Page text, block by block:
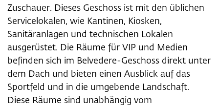
Zuschauer. Dieses Geschoss ist mit den üblichen
Servicelokalen, wie Kantinen, Kiosken,
Sanitäranlagen und technischen Lokalen
ausgerüstet. Die Räume für VIP und Medien
befinden sich im Belvedere-Geschoss direkt unter
dem Dach und bieten einen Ausblick auf das
Sportfeld und in die umgebende Landschaft.
Diese Räume sind unabhängig vom